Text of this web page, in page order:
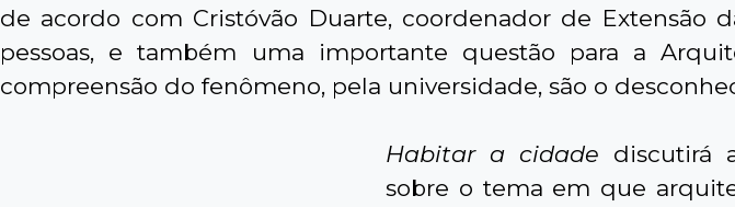
de acordo com Cristóvão Duarte, coordenador de Extensão
pessoas, e também uma importante questão para a
compreensão do fenômeno, pela universidade, são o
Habitar a cidade discutirá
sobre o tema em que